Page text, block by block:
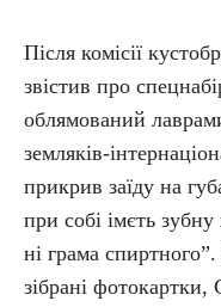
Після комісії
звістив про
облямований
земляків-
прикрив заїду на
при собі імєть
ні грама
зібрані фотокартки,